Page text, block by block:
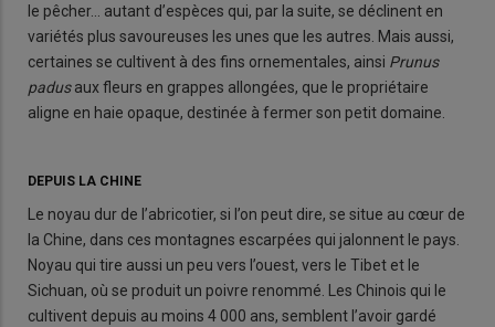
le pêcher… autant d’espèces qui, par la suite, se déclinent en
variétés plus savoureuses les unes que les autres. Mais aussi,
certaines se cultivent à des fins ornementales, ainsi Prunus
padusaux fleurs en grappes allongées, que le propriétaire
aligne en haie opaque, destinée à fermer son petit domaine.
DEPUIS LA CHINE
Le noyau dur de l’abricotier, si l’on peut dire, se situe au cœur de
la Chine, dans ces montagnes escarpées qui jalonnent le pays.
Noyau qui tire aussi un peu vers l’ouest, vers le Tibet et le
Sichuan, où se produit un poivre renommé. Les Chinois qui le
cultivent depuis au moins 4 000 ans, semblent l’avoir gardé